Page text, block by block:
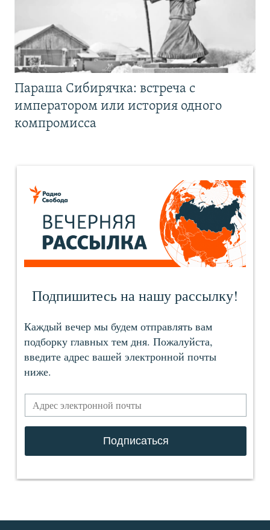
Параша Сибирячка: встреча с
императором или история одного
компромисса